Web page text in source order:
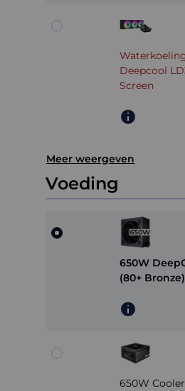
Deepcool
Screen
Meer weergeven
Voeding
650W
(80+ Bronze)
650W